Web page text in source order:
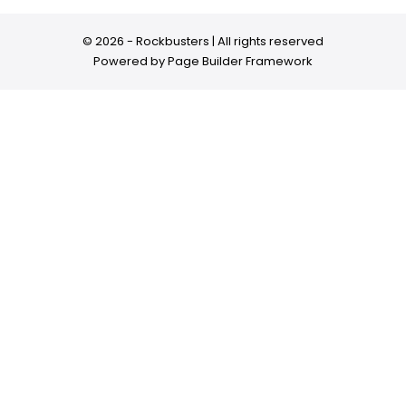
© 2026 - Rockbusters | All rights reserved
Powered byPage Builder Framework